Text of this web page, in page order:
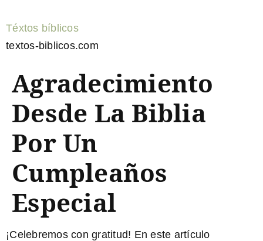
Téxtos bíblicos
textos-biblicos.com
Agradecimiento
Desde La Biblia
Por Un
Cumpleaños
Especial
¡Celebremos con gratitud! En este artículo